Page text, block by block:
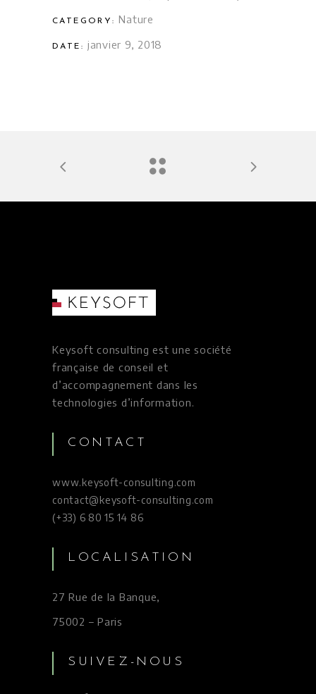
CATEGORY: Nature
DATE: janvier 9, 2018
Keysoft consulting est une société
française de conseil et
d’accompagnement dans les
technologies d’information.
CONTACT
www.keysoft-consulting.com
contact@keysoft-consulting.com
(+33) 6 80 15 14 86
LOCALISATION
27 Rue de la Banque,
75002 – Paris
SUIVEZ-NOUS